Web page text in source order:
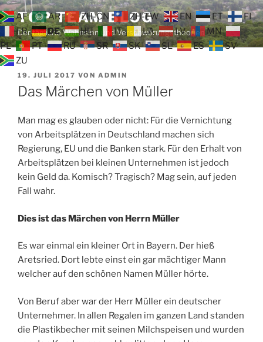
Zum
Inhalt
springen
TOP TEAM BLOG
Der tägliche Wahnsinn und Verschwörungstheorien
VERÖFFENTLICHT
AM
19. JULI 2017 VON ADMIN
Das Märchen von Müller
Man mag es glauben oder nicht: Für die Vernichtung
von Arbeitsplätzen in Deutschland machen sich
Regierung, EU und die Banken stark. Für den Erhalt von
Arbeitsplätzen bei kleinen Unternehmen ist jedoch
kein Geld da. Komisch? Tragisch? Mag sein, auf jeden
Fall wahr.
Dies ist das Märchen von Herrn Müller
Es war einmal ein kleiner Ort in Bayern. Der hieß
Aretsried. Dort lebte einst ein gar mächtiger Mann
welcher auf den schönen Namen Müller hörte.
Von Beruf aber war der Herr Müller ein deutscher
Unternehmer. In allen Regalen im ganzen Land standen
die Plastikbecher mit seinen Milchspeisen und wurden
AF AR ZH-CN ZH-TW EN ET
FI
FR
DE HU IT LA LV
MN
PL
PT RU SR SK SL ES
SV
ZU